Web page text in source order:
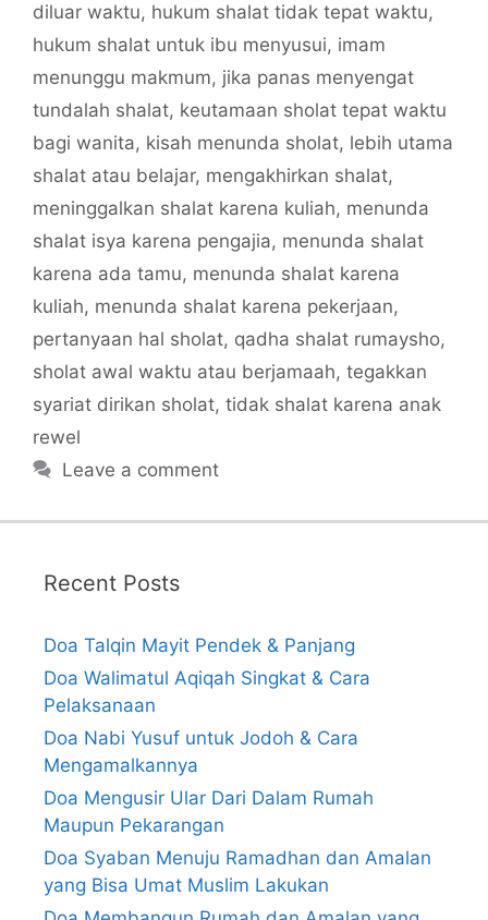
diluar waktu, hukum shalat tidak tepat waktu,
hukum shalat untuk ibu menyusui, imam
menunggu makmum, jika panas menyengat
tundalah shalat, keutamaan sholat tepat waktu
bagi wanita, kisah menunda sholat, lebih utama
shalat atau belajar, mengakhirkan shalat,
meninggalkan shalat karena kuliah, menunda
shalat isya karena pengajia, menunda shalat
karena ada tamu, menunda shalat karena
kuliah, menunda shalat karena pekerjaan,
pertanyaan hal sholat, qadha shalat rumaysho,
sholat awal waktu atau berjamaah, tegakkan
syariat dirikan sholat, tidak shalat karena anak
rewel
Leave a comment
Recent Posts
Doa Talqin Mayit Pendek & Panjang
Doa Walimatul Aqiqah Singkat & Cara
Pelaksanaan
Doa Nabi Yusuf untuk Jodoh & Cara
Mengamalkannya
Doa Mengusir Ular Dari Dalam Rumah
Maupun Pekarangan
Doa Syaban Menuju Ramadhan dan Amalan
yang Bisa Umat Muslim Lakukan